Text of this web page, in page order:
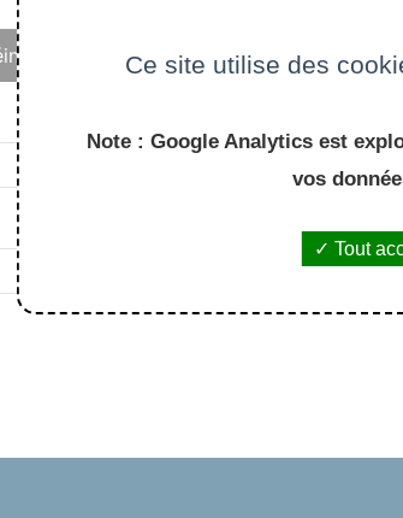
votre mot de passe
Ce site utilise des
Note : Google Analytics est
vos
Tout